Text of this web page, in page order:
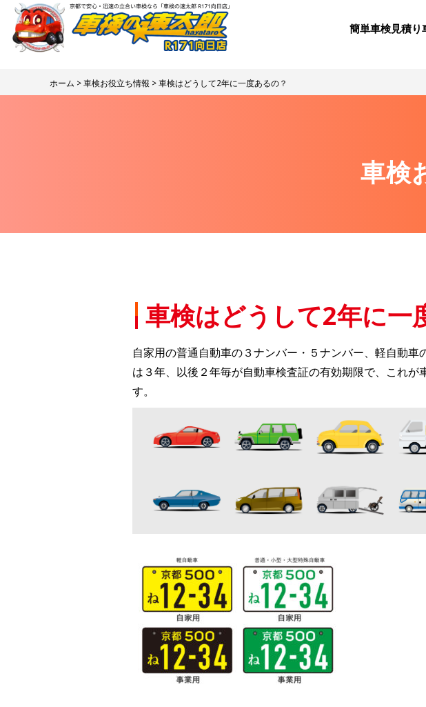
簡単車検見積り
ホーム >車検お役立ち情報 > 車検はどうして2年に一度あるの？
車検
車検はどうして2年に一
自家用の普通自動車の３ナンバー・５ナンバー、軽自動車
は３年、以後２年毎が自動車検査証の有効期限で、これが
す。